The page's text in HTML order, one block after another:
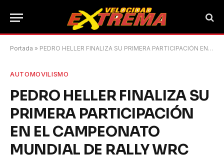
Portada » PEDRO HELLER FINALIZA SU PRIMERA PARTICIPACIÓN EN EL CAMPEONATO MUNDIAL DE RALLY WRC
AUTOMOVILISMO
PEDRO HELLER FINALIZA SU
PRIMERA PARTICIPACIÓN
EN EL CAMPEONATO
MUNDIAL DE RALLY WRC